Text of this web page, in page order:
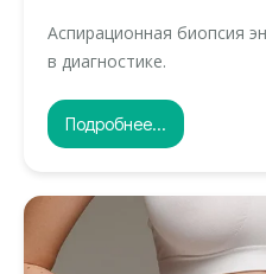
Аспирационная биопсия
в диагностике.
Подробнее...